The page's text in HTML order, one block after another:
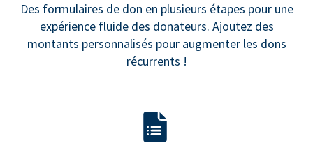
Des formulaires de don en plusieurs étapes pour une
expérience fluide des donateurs. Ajoutez des
montants personnalisés pour augmenter les dons
récurrents !